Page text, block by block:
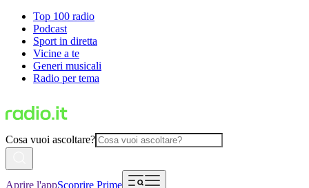
Top 100 radio
Podcast
Sport in diretta
Vicine a te
Generi musicali
Radio per tema
Cosa vuoi ascoltare?
Aprire l'appScoprire Prime